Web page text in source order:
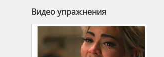
Видео упражнения